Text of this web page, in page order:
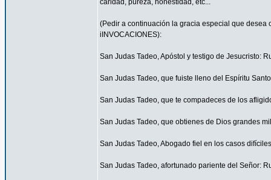
caridad, pureza, honestidad, etc...
(Pedir a continuación la gracia especial que desea
iINVOCACIONES):
San Judas Tadeo, Apóstol y testigo de Jesucristo:
San Judas Tadeo, que fuiste lleno del Espíritu
San Judas Tadeo, que te compadeces de los
San Judas Tadeo, que obtienes de Dios grandes
San Judas Tadeo, Abogado fiel en los casos
San Judas Tadeo, afortunado pariente del Señor: